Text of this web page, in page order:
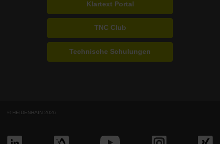
Klartext Portal
TNC Club
Technische Schulungen
© HEIDENHAIN 2026